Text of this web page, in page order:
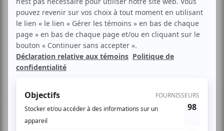
Spectacle promotion de l'album "ENCORE".
L’incontournable duo envahit de nouveau la scène Hip Hop
du Québec avec un nouvel opus très attendu, Encore, en
magasin le 8 avril prochain. Pour cet album, Ironik et Narkoi
par les amateurs du genre dont Dupuis, Papaz, Dramatik
(Muzion), Cobna, Samian, AnodaJay, Jennifer Silencieux,
Damien, Ray Ray et Dj Manifest.